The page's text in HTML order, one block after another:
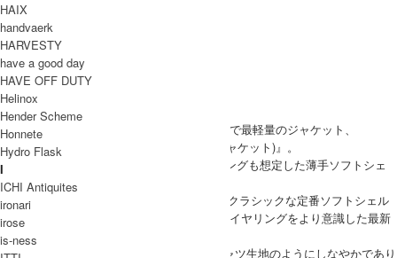
Tilak(ティラック)より、Tilakのラインナップで最軽量のジャケット、
『Operator MiG Jacket(オペレーターミグジャケット)』。
ECWCS GEN3“Level 5”に準拠し、レイヤリングも想定した薄手ソフトシェ
ルジャケット。
NOSHAQ MiG Jacketがミリタリー仕様でのクラシックな定番ソフトシェル
とするならば、OPERATOR MiG Jacketはレイヤリングをより意識した最新
仕様のソフトシェルです。
素材には「Milliken」社製の素材を採用。シャツ生地のようにしなやかであり
HAIX
handvaerk
HARVESTY
have a good day
HAVE OFF DUTY
Helinox
Hender Scheme
Honnete
Hydro Flask
I
ICHI Antiquites
ironari
irose
is-ness